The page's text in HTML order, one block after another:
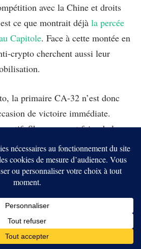
avec la Chine et droits
ce que montrait déjà la percée
Capitole. Face à cette montée en
crypto cherchent aussi leur
la primaire CA-32 n’est donc
de victoire immédiate.
Sherman veut faire de la
Ses adversaires veulent la
d’innovation à encadrer,
son siège, cette bataille
désormais dans les
comme un vrai marqueur